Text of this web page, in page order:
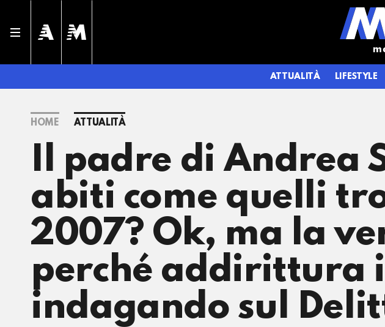
ATTUALITÀ LIFESTYLE
HOME ATTUALITÀ
Il padre di Andrea
abiti come quelli
2007? Ok, ma la
perché addirittura
indagando sul